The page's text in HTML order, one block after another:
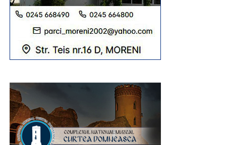
Reprezentanții Arhiepiscopiei Târgoviștei se așteaptă ca
la ceremoniile sfinte să participe peste 20.000 de
credincioși, din Eparhie, din județele învecinate, dar și din
alte zone ale țării.
Nifon, împreună cu Ierarhii invitați: Înaltpreasfințitul
Părinte Varsanufie – Arhiepiscopul Râmnicului,
Preasfințitul Părinte Visarion – Episcopul Tulcii,
Preasfințitul Părinte Ieronim – Episcopul Daciei Felix
și Preasfințitul Părinte Teofil Trotușanul – Episcop